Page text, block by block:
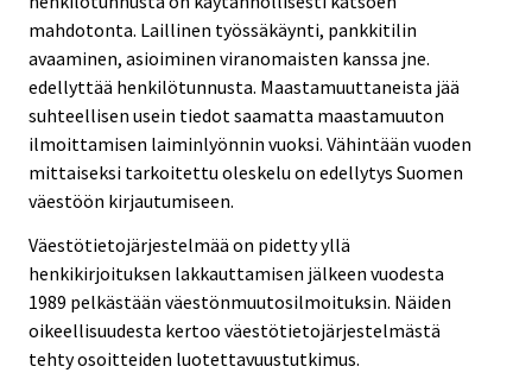
mahdotonta. Laillinen työssäkäynti, pankkitilin
avaaminen, asioiminen viranomaisten kanssa jne.
edellyttää henkilötunnusta. Maastamuuttaneista jää
suhteellisen usein tiedot saamatta maastamuuton
ilmoittamisen laiminlyönnin vuoksi. Vähintään vuoden
mittaiseksi tarkoitettu oleskelu on edellytys Suomen
väestöön kirjautumiseen.
Väestötietojärjestelmää on pidetty yllä
henkikirjoituksen lakkauttamisen jälkeen vuodesta
1989 pelkästään väestönmuutosilmoituksin. Näiden
oikeellisuudesta kertoo väestötietojärjestelmästä
tehty osoitteiden luotettavuustutkimus.